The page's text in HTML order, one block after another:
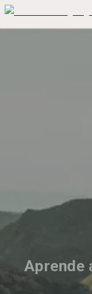
Aprende